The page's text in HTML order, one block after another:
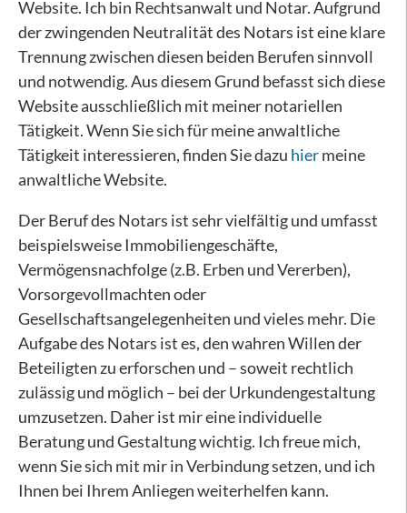
Website. Ich bin Rechtsanwalt und Notar. Aufgrund
der zwingenden Neutralität des Notars ist eine klare
Trennung zwischen diesen beiden Berufen sinnvoll
und notwendig. Aus diesem Grund befasst sich diese
Website ausschließlich mit meiner notariellen
Tätigkeit. Wenn Sie sich für meine anwaltliche
Tätigkeit interessieren, finden Sie dazu hiermeine
anwaltliche Website.
Der Beruf des Notars ist sehr vielfältig und umfasst
beispielsweise Immobiliengeschäfte,
Vermögensnachfolge (z.B. Erben und Vererben),
Vorsorgevollmachten oder
Gesellschaftsangelegenheiten und vieles mehr. Die
Aufgabe des Notars ist es, den wahren Willen der
Beteiligten zu erforschen und – soweit rechtlich
zulässig und möglich – bei der Urkundengestaltung
umzusetzen. Daher ist mir eine individuelle
Beratung und Gestaltung wichtig. Ich freue mich,
wenn Sie sich mit mir in Verbindung setzen, und ich
Ihnen bei Ihrem Anliegen weiterhelfen kann.